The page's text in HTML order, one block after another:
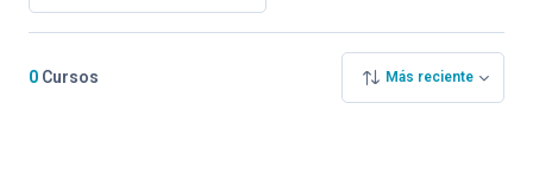
0 Cursos Más reciente